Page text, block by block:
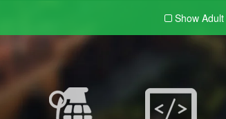
Show Adult